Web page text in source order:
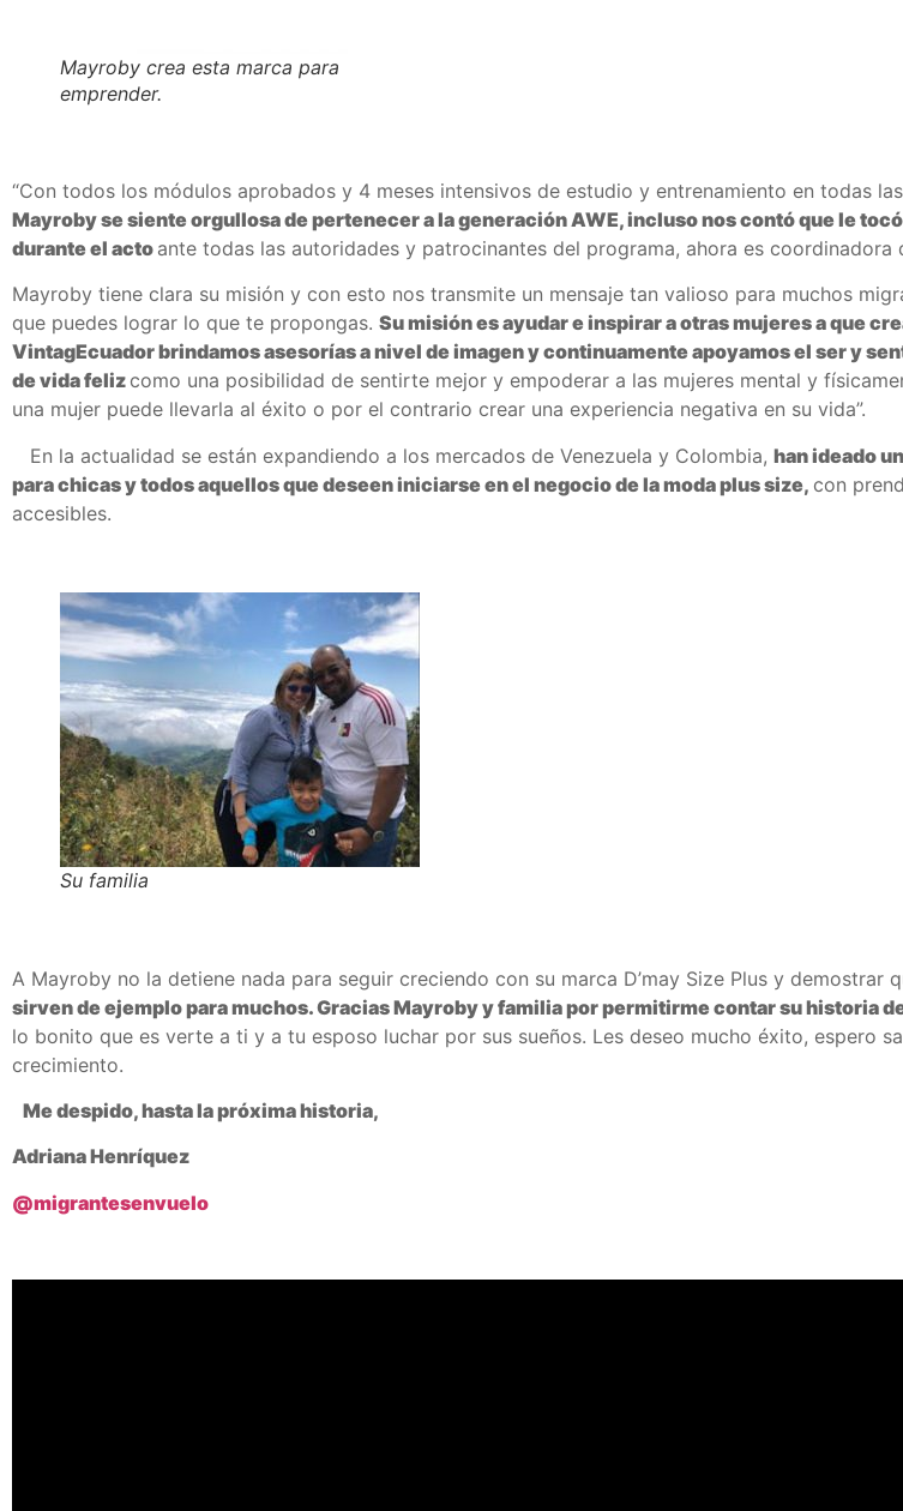
Mayroby crea esta marca para
emprender.
“Con todos los módulos aprobados y 4 meses intensivos de estudio y entrenamiento en todas
Mayroby se siente orgullosa de pertenecer a la generación AWE, incluso nos contó que le
durante el acto ante todas las autoridades y patrocinantes del programa, ahora es
Mayroby tiene clara su misión y con esto nos transmite un mensaje tan valioso para muchos
que puedes lograr lo que te propongas. Su misión es ayudar e inspirar a otras mujeres a que
VintagEcuador brindamos asesorías a nivel de imagen y continuamente apoyamos el ser y
de vida feliz como una posibilidad de sentirte mejor y empoderar a las mujeres mental y
una mujer puede llevarla al éxito o por el contrario crear una experiencia negativa en su vida”.
En la actualidad se están expandiendo a los mercados de Venezuela y Colombia, han ideado
para chicas y todos aquellos que deseen iniciarse en el negocio de la moda plus size, con
accesibles.
Su familia
A Mayroby no la detiene nada para seguir creciendo con su marca D’may Size Plus y demostrar
sirven de ejemplo para muchos. Gracias Mayroby y familia por permitirme contar su historia
lo bonito que es verte a ti y a tu esposo luchar por sus sueños. Les deseo mucho éxito, espero
crecimiento.
Me despido, hasta la próxima historia,
Adriana Henríquez
@migrantesenvuelo